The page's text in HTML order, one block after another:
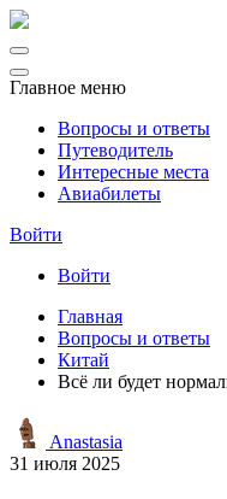
Главное меню
Вопросы и ответы
Путеводитель
Интересные места
Авиабилеты
Войти
Войти
Главная
Вопросы и ответы
Китай
Всё ли будет
Anastasia
31 июля 2025